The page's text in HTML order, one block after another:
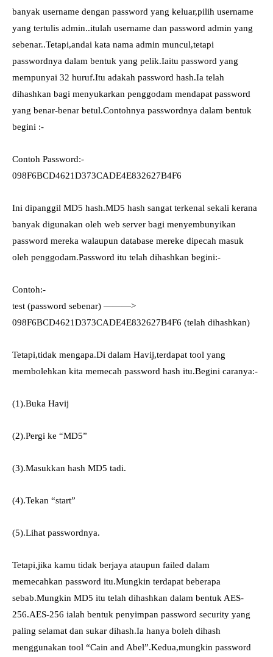
banyak username dengan password yang keluar,pilih username
yang tertulis admin..itulah username dan password admin yang
sebenar..Tetapi,andai kata nama admin muncul,tetapi
passwordnya dalam bentuk yang pelik.Iaitu password yang
mempunyai 32 huruf.Itu adakah password hash.Ia telah
dihashkan bagi menyukarkan penggodam mendapat password
yang benar-benar betul.Contohnya passwordnya dalam bentuk
begini :-
Contoh Password:-
098F6BCD4621D373CADE4E832627B4F6
Ini dipanggil MD5 hash.MD5 hash sangat terkenal sekali kerana
banyak digunakan oleh web server bagi menyembunyikan
password mereka walaupun database mereke dipecah masuk
oleh penggodam.Password itu telah dihashkan begini:-
Contoh:-
test (password sebenar) ———>
098F6BCD4621D373CADE4E832627B4F6 (telah dihashkan)
Tetapi,tidak mengapa.Di dalam Havij,terdapat tool yang
membolehkan kita memecah password hash itu.Begini caranya:-
(1).Buka Havij
(2).Pergi ke “MD5”
(3).Masukkan hash MD5 tadi.
(4).Tekan “start”
(5).Lihat passwordnya.
Tetapi,jika kamu tidak berjaya ataupun failed dalam
memecahkan password itu.Mungkin terdapat beberapa
sebab.Mungkin MD5 itu telah dihashkan dalam bentuk AES-
256.AES-256 ialah bentuk penyimpan password security yang
paling selamat dan sukar dihash.Ia hanya boleh dihash
menggunakan tool “Cain and Abel”.Kedua,mungkin password